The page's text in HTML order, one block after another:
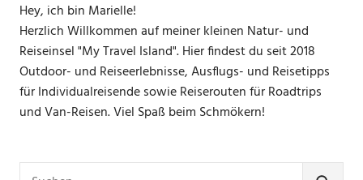
Hey, ich bin Marielle!
Herzlich Willkommen auf meiner kleinen Natur- und
Reiseinsel "My Travel Island". Hier findest du seit 2018
Outdoor- und Reiseerlebnisse, Ausflugs- und Reisetipps
für Individualreisende sowie Reiserouten für Roadtrips
und Van-Reisen. Viel Spaß beim Schmökern!